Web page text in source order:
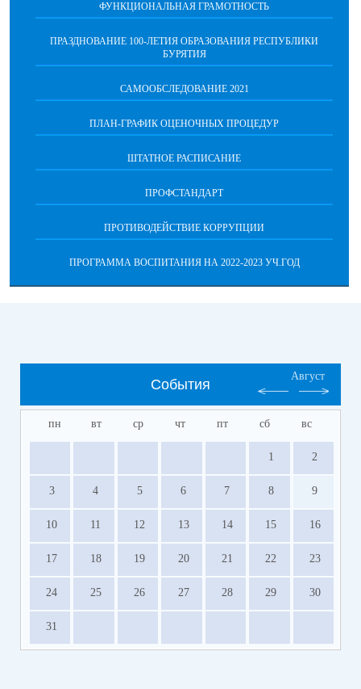
ФУНКЦИОНАЛЬНАЯ ГРАМОТНОСТЬ
ПРАЗДНОВАНИЕ 100-ЛЕТИЯ ОБРАЗОВАНИЯ РЕСПУБЛИКИ
БУРЯТИЯ
САМООБСЛЕДОВАНИЕ 2021
ПЛАН-ГРАФИК ОЦЕНОЧНЫХ ПРОЦЕДУР
ШТАТНОЕ РАСПИСАНИЕ
ПРОФСТАНДАРТ
ПРОТИВОДЕЙСТВИЕ КОРРУПЦИИ
ПРОГРАММА ВОСПИТАНИЯ НА 2022-2023 УЧ.ГОД
События
Август
пн вт ср чт пт сб вс
1 2
3 4 5 6 7 8 9
10 11 12 13 14 15 16
17 18 19 20 21 22 23
24 25 26 27 28 29 30
31